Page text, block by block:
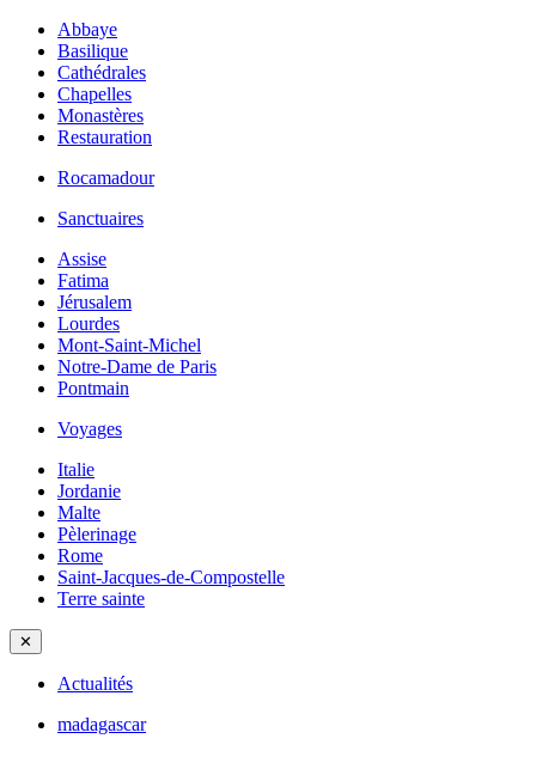
Abbaye
Basilique
Cathédrales
Chapelles
Monastères
Restauration
Rocamadour
Sanctuaires
Assise
Fatima
Jérusalem
Lourdes
Mont-Saint-Michel
Notre-Dame de Paris
Pontmain
Voyages
Italie
Jordanie
Malte
Pèlerinage
Rome
Saint-Jacques-de-Compostelle
Terre sainte
✕
Actualités
madagascar